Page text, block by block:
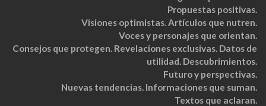
Propuestas positivas.
Visiones optimistas. Artículos que nutren.
Voces y personajes que orientan.
Consejos que protegen. Revelaciones exclusivas. Datos de
utilidad. Descubrimientos.
Futuro y perspectivas.
Nuevas tendencias. Informaciones que suman.
Textos que aclaran.